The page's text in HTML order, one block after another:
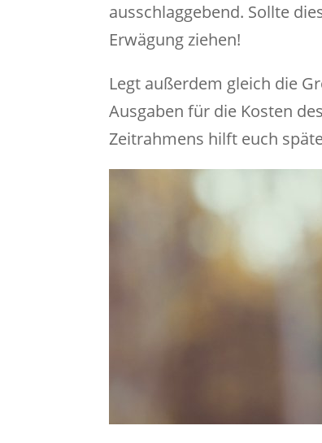
ausschlaggebend. Sollte
Erwägung ziehen!
Legt außerdem gleich die
Ausgaben für die Kosten
Zeitrahmens hilft euch